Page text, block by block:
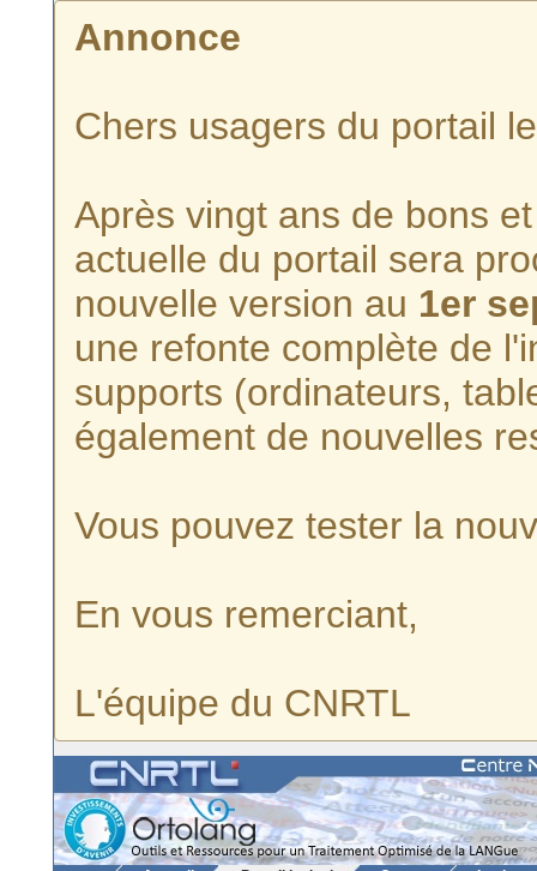
Annonce
Chers usagers du portail
Après vingt ans de bons
actuelle du portail sera
nouvelle version au 1er
une refonte complète de
supports (ordinateurs,
également de nouvelles
Vous pouvez tester la
En vous remerciant,
L'équipe du CNRTL